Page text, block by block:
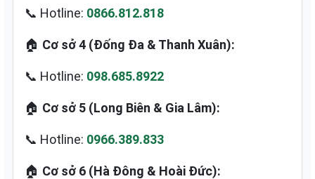
📞 Hotline: 0866.812.818
🏠 Cơ sở 4 (Đống Đa & Thanh Xuân):
📞 Hotline: 098.685.8922
🏠 Cơ sở 5 (Long Biên & Gia Lâm):
📞 Hotline: 0966.389.833
🏠 Cơ sở 6 (Hà Đông & Hoài Đức):